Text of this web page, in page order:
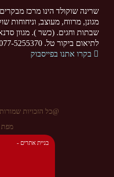
שרינה שוקולד הינו מרכז
מגונן, מרווח, מעוצב, וניחוחות
שבתות וחגים. (כשר ). מגוון
לתיאום ביקור טל. 077-5255370. www.sarina-chocolate.co.il
בקרו אתנו בפייסבוק
@כל הזכויות שמורות
- בניית אתרים